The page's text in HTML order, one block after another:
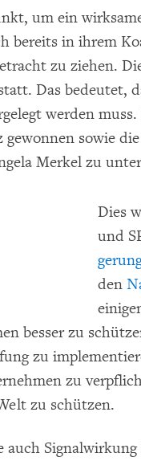
um ein
bereits in ihrem
zu ziehen.
Das bedeutet,
werden
gewonnen sowie
Merkel zu
Dies
und
den
besser zu
zu
zu
zu schützen.
auch